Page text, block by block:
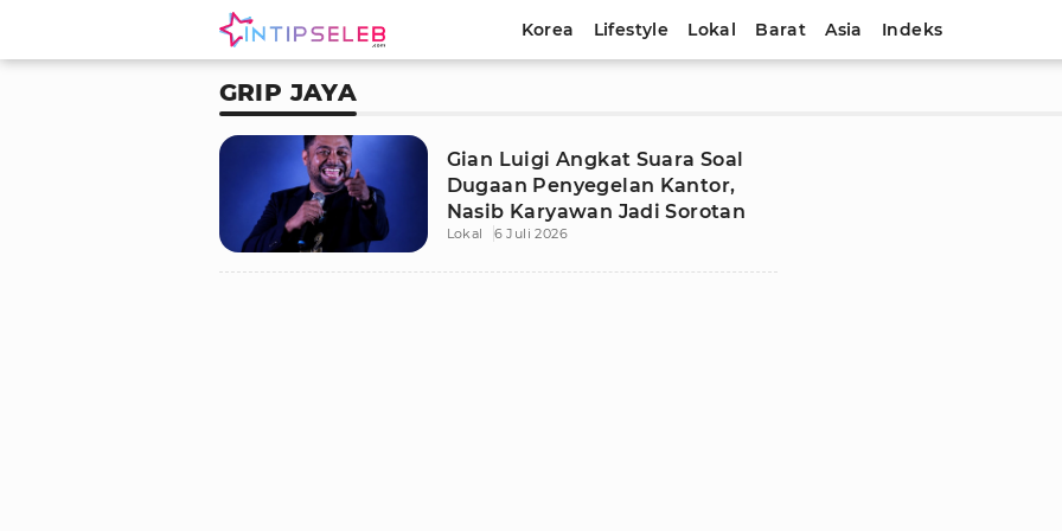
Korea Lifestyle Lokal Barat Asia Indeks
GRIP JAYA
Gian Luigi Angkat Suara Soal
Dugaan Penyegelan Kantor,
Nasib Karyawan Jadi Sorotan
Lokal 6 Juli 2026